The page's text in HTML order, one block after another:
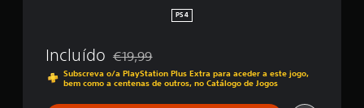
PS4
Incluído Com desconto em relação ao preço original de
€19,99
Subscreva o/a PlayStation Plus Extra para aceder a este jogo,
bem como a centenas de outros, no Catálogo de Jogos